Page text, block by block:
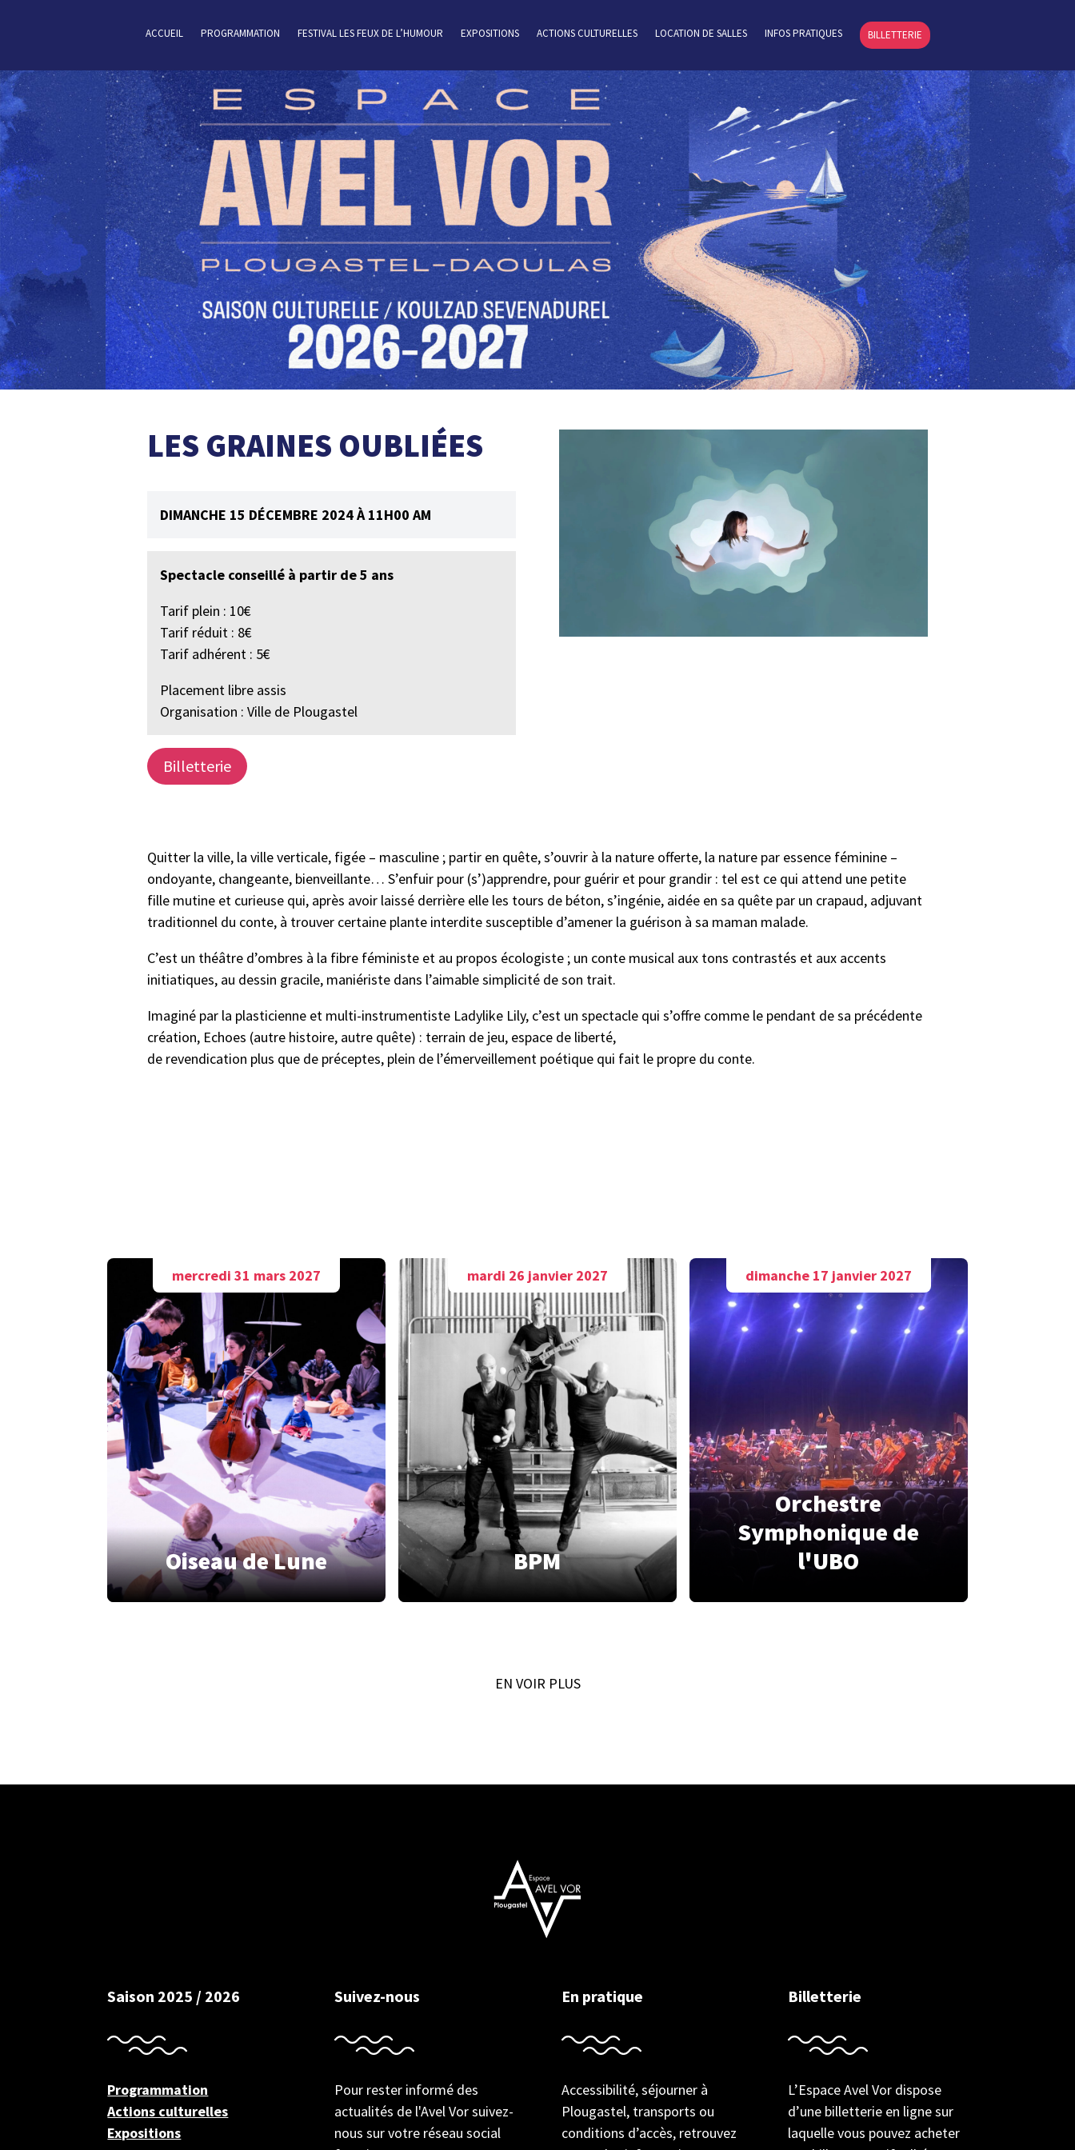
ACCUEIL PROGRAMMATION FESTIVAL LES FEUX DE L’HUMOUR EXPOSITIONS ACTIONS CULTURELLES LOCATION DE SALLES INFOS PRATIQUES BILLETTERIE
LES GRAINES OUBLIÉES
DIMANCHE 15 DÉCEMBRE 2024 À 11H00 AM
Spectacle conseillé à partir de 5 ans
Tarif plein : 10€
Tarif réduit : 8€
Tarif adhérent : 5€
Placement libre assis
Organisation : Ville de Plougastel
Billetterie
Quitter la ville, la ville verticale, figée – masculine ; partir en quête, s’ouvrir à la nature offerte, la nature par essence féminine –
ondoyante, changeante, bienveillante… S’enfuir pour (s’)apprendre, pour guérir et pour grandir : tel est ce qui attend une petite
fille mutine et curieuse qui, après avoir laissé derrière elle les tours de béton, s’ingénie, aidée en sa quête par un crapaud, adjuvant
traditionnel du conte, à trouver certaine plante interdite susceptible d’amener la guérison à sa maman malade.
C’est un théâtre d’ombres à la fibre féministe et au propos écologiste ; un conte musical aux tons contrastés et aux accents
initiatiques, au dessin gracile, maniériste dans l’aimable simplicité de son trait.
Imaginé par la plasticienne et multi-instrumentiste Ladylike Lily, c’est un spectacle qui s’offre comme le pendant de sa précédente
création, Echoes (autre histoire, autre quête) : terrain de jeu, espace de liberté,
de revendication plus que de préceptes, plein de l’émerveillement poétique qui fait le propre du conte.
mercredi 31 mars 2027
Oiseau de Lune
mardi 26 janvier 2027
BPM
dimanche 17 janvier 2027
Orchestre
Symphonique de
l'UBO
EN VOIR PLUS
Saison 2025 / 2026
Programmation
Actions culturelles
Expositions
Suivez-nous
Pour rester informé des
actualités de l'Avel Vor suivez-
nous sur votre réseau social
En pratique
Accessibilité, séjourner à
Plougastel, transports ou
conditions d’accès, retrouvez
Billetterie
L’Espace Avel Vor dispose
d’une billetterie en ligne sur
laquelle vous pouvez acheter